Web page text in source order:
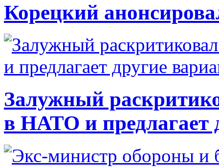
Корецкий
Залужный
в НАТО и предлагает